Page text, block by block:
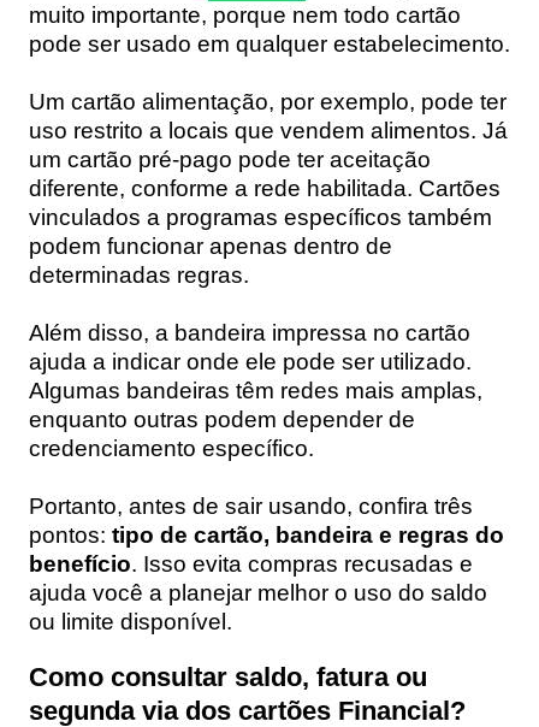
muito importante, porque nem todo cartão
pode ser usado em qualquer estabelecimento.
Um cartão alimentação, por exemplo, pode ter
uso restrito a locais que vendem alimentos. Já
um cartão pré-pago pode ter aceitação
diferente, conforme a rede habilitada. Cartões
vinculados a programas específicos também
podem funcionar apenas dentro de
determinadas regras.
Além disso, a bandeira impressa no cartão
ajuda a indicar onde ele pode ser utilizado.
Algumas bandeiras têm redes mais amplas,
enquanto outras podem depender de
credenciamento específico.
Portanto, antes de sair usando, confira três
pontos: tipo de cartão, bandeira e regras do
benefício. Isso evita compras recusadas e
ajuda você a planejar melhor o uso do saldo
ou limite disponível.
Como consultar saldo, fatura ou
segunda via dos cartões Financial?